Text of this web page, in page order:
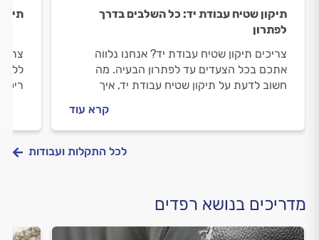
תיקון שטיח עבודת יד: כל השלבים בדרך
לפתרון
צריכים תיקון שטיח עבודת יד? אנחנו נלווה
אתכם בכל הצעדים עד לפתרון הבעיה. מה
חשוב לדעת על תיקון שטיח עבודת יד, איך
קרא עוד
לכל התקלות ועבודות
מדריכים בנושא רפדים